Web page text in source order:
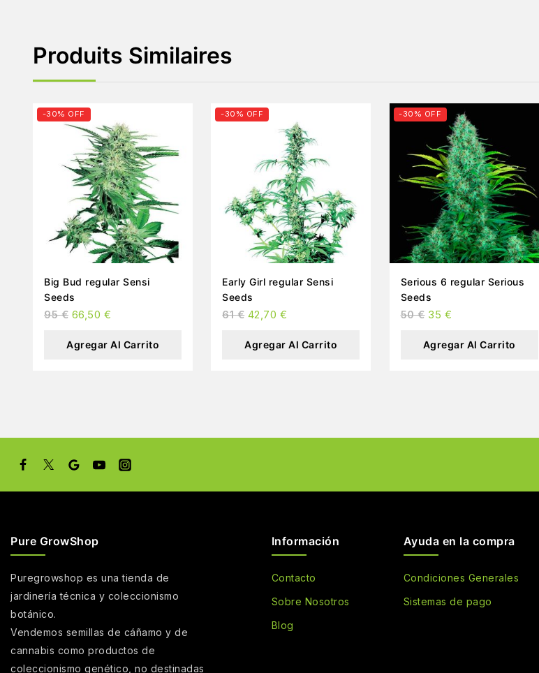
Produits Similaires
-30% OFF
Big Bud regular Sensi
Seeds
95€ 66,50 €
Agregar Al Carrito
-30% OFF
Early Girl regular Sensi
Seeds
61€ 42,70 €
Agregar Al Carrito
-30% OFF
Serious 6 regular Serious
Seeds
50€ 35 €
Agregar Al Carrito
Pure GrowShop
Puregrowshop es una tienda de
jardinería técnica y coleccionismo
botánico.
Vendemos semillas de cáñamo y de
cannabis como productos de
coleccionismo genético, no destinadas
Información
Contacto
Sobre Nosotros
Blog
Ayuda en la compra
Condiciones Generales
Sistemas de pago